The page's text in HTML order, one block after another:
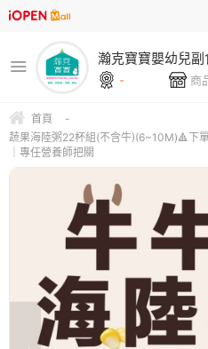
瀚克寶寶嬰幼兒副
市
- 商
首頁
-
蔬果海陸粥22杯組(不含牛)(6~10M)🔺下
｜專任營養師把關